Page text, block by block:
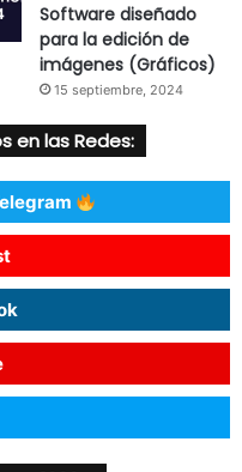
Software diseñado
para la edición de
imágenes (Gráficos)
15 septiembre, 2024
en las Redes: